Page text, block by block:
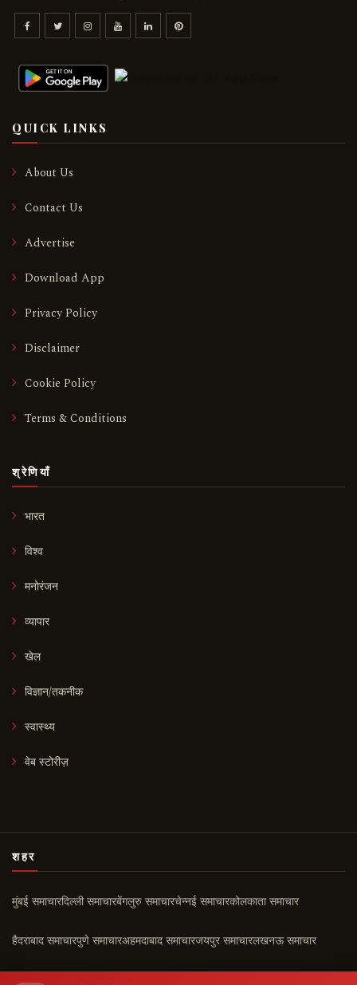
QUICK LINKS
About Us
Contact Us
Advertise
Download App
Privacy Policy
Disclaimer
Cookie Policy
Terms & Conditions
श्रेणियाँ
भारत
विश्व
मनोरंजन
व्यापार
खेल
विज्ञान/तकनीक
स्वास्थ्य
वेब स्टोरीज़
शहर
मुंबई समाचारदिल्ली समाचारबेंगलुरु समाचारचेन्नई समाचारकोलकाता समाचार
हैदराबाद समाचारपुणे समाचारअहमदाबाद समाचारजयपुर समाचारलखनऊ समाचार
चंडीगढ़ समाचार